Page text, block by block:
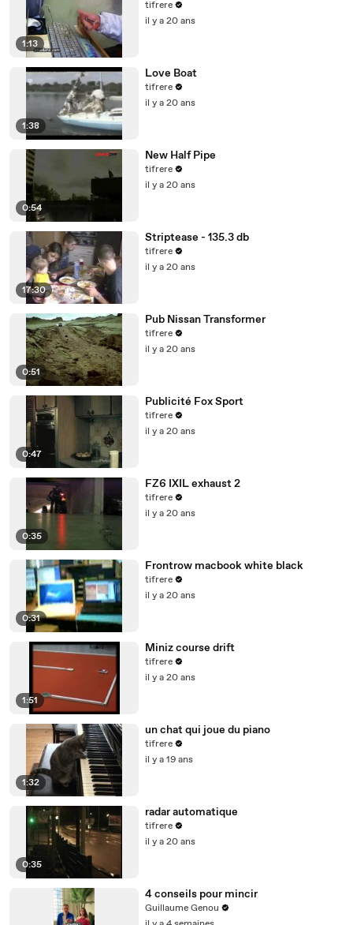
1:13
tifrere
il y a 20 ans
1:38
Love Boat
tifrere
il y a 20 ans
0:54
New Half Pipe
tifrere
il y a 20 ans
17:30
Striptease - 135.3 db
tifrere
il y a 20 ans
0:51
Pub Nissan Transformer
tifrere
il y a 20 ans
0:47
Publicité Fox Sport
tifrere
il y a 20 ans
0:35
FZ6 IXIL exhaust 2
tifrere
il y a 20 ans
0:31
Frontrow macbook white black
tifrere
il y a 20 ans
1:51
Miniz course drift
tifrere
il y a 20 ans
1:32
un chat qui joue du piano
tifrere
il y a 19 ans
0:35
radar automatique
tifrere
il y a 20 ans
4 conseils pour mincir
Guillaume Genou